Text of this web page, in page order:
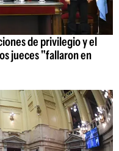
de privilegio y el
jueces "fallaron en